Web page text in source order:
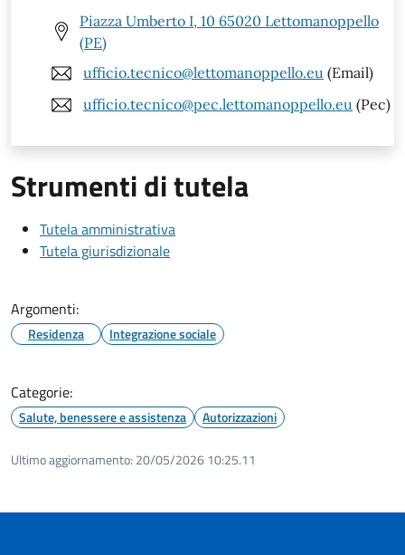
Piazza Umberto I, 10 65020 Lettomanoppello
(PE)
ufficio.tecnico@lettomanoppello.eu (Email)
ufficio.tecnico@pec.lettomanoppello.eu (Pec)
Strumenti di tutela
Tutela amministrativa
Tutela giurisdizionale
Argomenti:
Residenza Integrazione sociale
Categorie:
Salute, benessere e assistenza Autorizzazioni
Ultimo aggiornamento: 20/05/2026 10:25.11